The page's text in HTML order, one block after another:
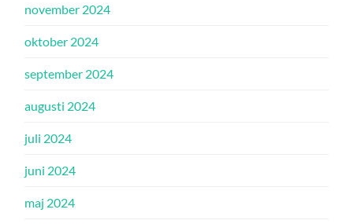
november 2024
oktober 2024
september 2024
augusti 2024
juli 2024
juni 2024
maj 2024